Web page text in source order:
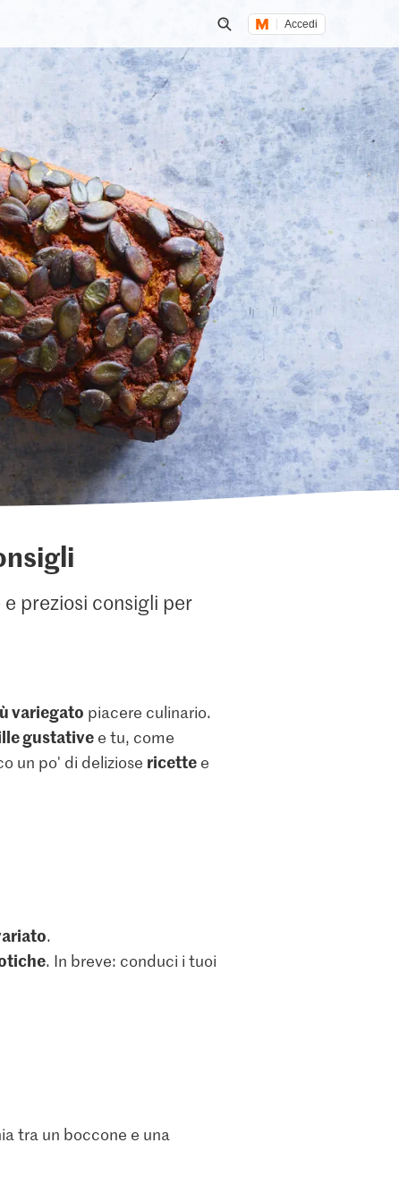
Inizia una ricerca
Accedi
preziosi consigli per
variegato piacere culinario.
gustativee tu, come
un po' di deliziose ricettee
.
. In breve: conduci i tuoi
tra un boccone e una